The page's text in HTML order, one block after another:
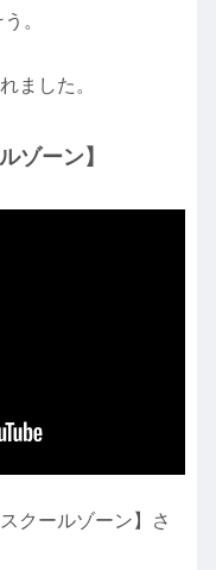
。
ました。
ゾーン】
クールゾーン】さ